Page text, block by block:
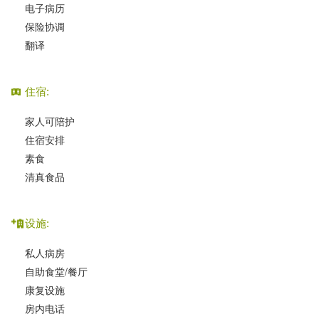
电子病历
保险协调
翻译
住宿:
家人可陪护
住宿安排
素食
清真食品
设施:
私人病房
自助食堂/餐厅
康复设施
房内电话